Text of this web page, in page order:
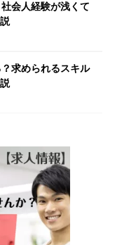
会人経験が浅くて
求められるスキル